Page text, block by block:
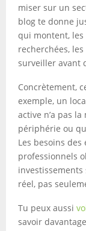
miser sur un
blog te donne
qui montent,
recherchées,
surveiller avant
Concrètement,
exemple, un
active n’a pas
périphérie ou
Les besoins
professionnels
investissements
réel, pas
Tu peux aussi
savoir